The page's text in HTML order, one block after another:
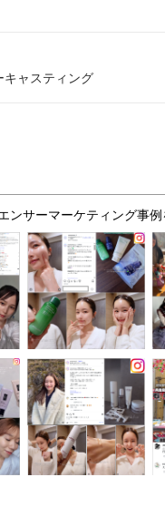
キャスティング
ンサーマーケティング事例